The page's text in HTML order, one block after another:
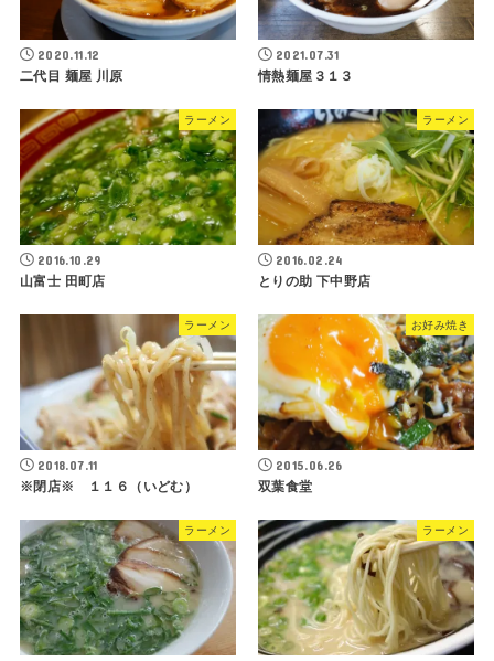
2020.11.12
二代目 麺屋 川原
2021.07.31
情熱麺屋３１３
ラーメン
2016.10.29
山富士 田町店
ラーメン
2016.02.24
とりの助 下中野店
ラーメン
2018.07.11
※閉店※ １１６（いどむ）
お好み焼き
2015.06.26
双葉食堂
ラーメン ラーメン